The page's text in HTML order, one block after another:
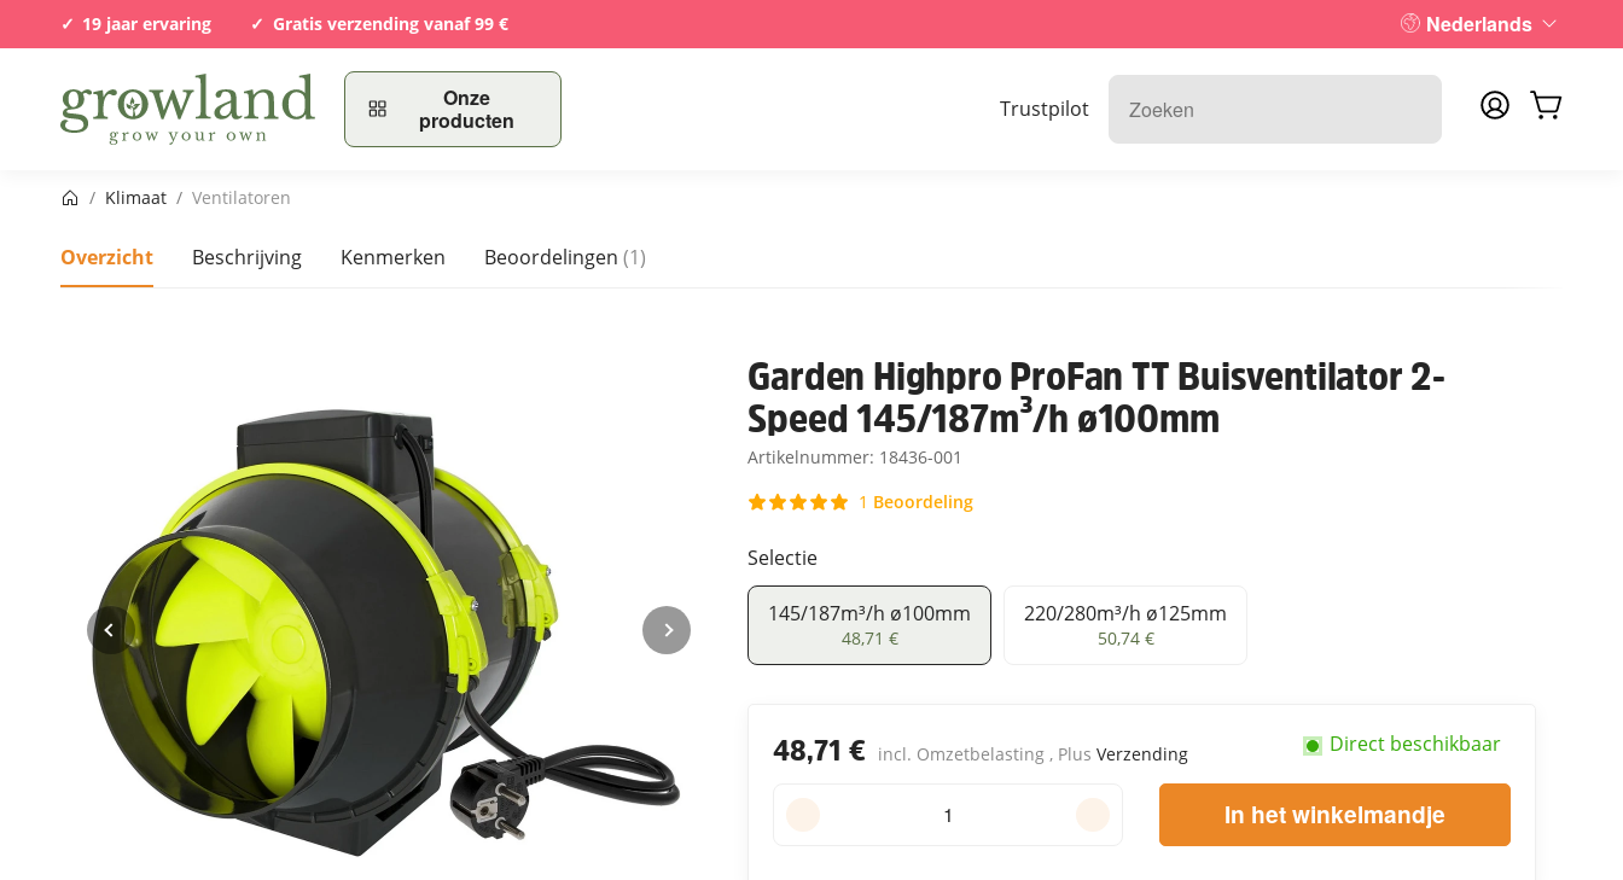
19 jaar ervaring Gratis verzending vanaf 99 € Nederlands
Onze
producten
Trustpilot
Startpagina
/ Klimaat / Ventilatoren
Overzicht Beschrijving Kenmerken Beoordelingen (1)
Garden Highpro ProFan TT Buisventilator 2-
Speed 145/187m³/h ø100mm
Artikelnummer: 18436-001
1 Beoordeling
Selectie
145/187m³/h ø100mm
145/187m³/h ø100mm
48,71 €
220/280m³/h ø125mm
220/280m³/h ø125mm
50,74 €
48,71 € incl. Omzetbelasting , PlusVerzending Direct beschikbaar
In het winkelmandje